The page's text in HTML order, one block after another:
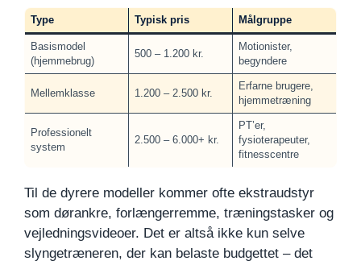
Type Typisk pris Målgruppe
Basismodel
(hjemmebrug)
500 – 1.200 kr.
Motionister,
begyndere
Mellemklasse 1.200 – 2.500 kr.
Erfarne brugere,
hjemmetræning
Professionelt
system
2.500 – 6.000+ kr.
PT’er,
fysioterapeuter,
fitnesscentre
Til de dyrere modeller kommer ofte ekstraudstyr
som dørankre, forlængerremme, træningstasker og
vejledningsvideoer. Det er altså ikke kun selve
slyngetræneren, der kan belaste budgettet – det